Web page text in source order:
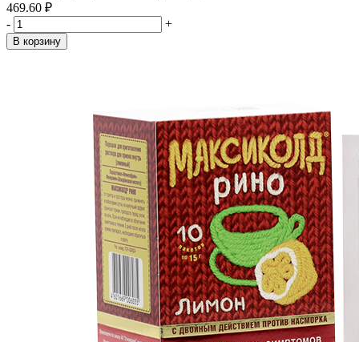
469.60 ₽
-
+
В корзину